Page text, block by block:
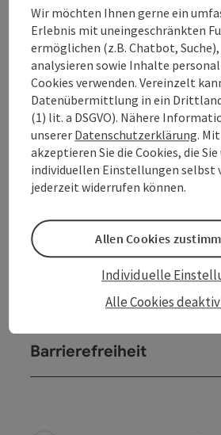
von Spielen auszuprobieren.
Kontakt
Veranstaltungstermin/e
Anreise/Lage
Barrierefreiheit
Wir möchten Ihnen gerne ein
Erlebnis mit uneingeschränkten
ermöglichen (z.B. Chatbot,
analysieren sowie Inhalte
Cookies verwenden. Vereinzelt
Datenübermittlung in ein
(1) lit. a DSGVO). Nähere
unserer Datenschutzerklärung.
akzeptieren Sie die Cookies, die Sie
individuellen Einstellungen selbst
jederzeit widerrufen können.
Alle Cookies
Individuelle
Allen Cookies